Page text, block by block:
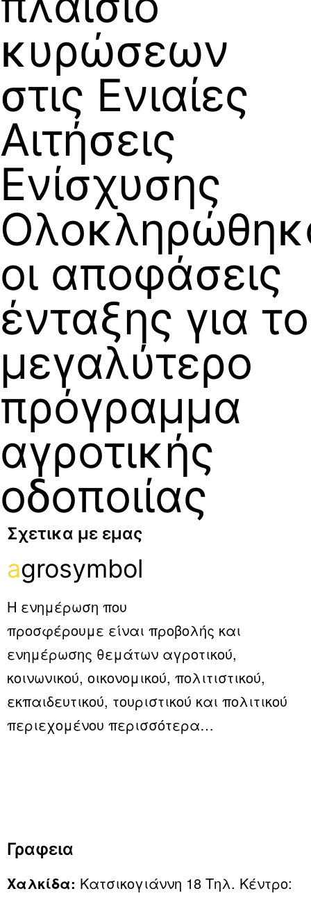
κυρώσεων
στις Ενιαίες
Αιτήσεις
Ενίσχυσης
οι αποφάσεις
ένταξης για το
μεγαλύτερο
πρόγραμμα
αγροτικής
οδοποιίας
Σχετικα με εμας
agrosymbol
Η ενημέρωση που
προσφέρουμε είναι προβολής και
ενημέρωσης θεμάτων αγροτικού,
κοινωνικού, οικονομικού, πολιτιστικού,
εκπαιδευτικού, τουριστικού και πολιτικού
περιεχομένου περισσότερα…
Γραφεια
Χαλκίδα: Κατσικογιάννη 18 Τηλ. Κέντρο: